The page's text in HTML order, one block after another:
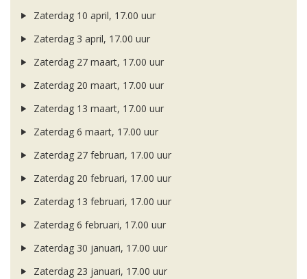
Zaterdag 10 april, 17.00 uur
Zaterdag 3 april, 17.00 uur
Zaterdag 27 maart, 17.00 uur
Zaterdag 20 maart, 17.00 uur
Zaterdag 13 maart, 17.00 uur
Zaterdag 6 maart, 17.00 uur
Zaterdag 27 februari, 17.00 uur
Zaterdag 20 februari, 17.00 uur
Zaterdag 13 februari, 17.00 uur
Zaterdag 6 februari, 17.00 uur
Zaterdag 30 januari, 17.00 uur
Zaterdag 23 januari, 17.00 uur